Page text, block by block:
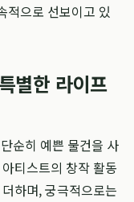
적으로 선보이고 있
별한 라이프
순히 예쁜 물건을 사
티스트의 창작 활동
하며, 궁극적으로는